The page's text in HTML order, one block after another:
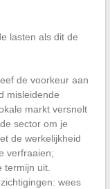
lasten als dit de
de voorkeur aan
misleidende
markt versnelt
sector om je
de werkelijkheid
verfraaien;
uit.
wees